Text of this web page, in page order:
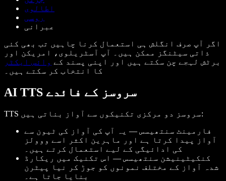
اطالوی
روسی
عبرانی
اگر آپ صرف انگلش ہی استعمال کرنا چاہیں تب بھی کئی
ذاتی سیٹنگز ممکن ہیں۔ آپ آسٹریلوی، امریکن اور
برٹش لہجے چن سکتے ہیں اور اپنی پسند کے وائس ایکٹر
کا انتخاب کر سکتے ہیں۔
AI TTS سروسز کے فائدے
TTS سروسز دو مرکزی تکنیکوں سے آواز بناتی ہیں:
فارمینٹ سنتھیسس — یہ آپ کی آواز کی ٹیون سے
آواز پیدا کرتا ہے اور ماہرین اکثر اسے ووولز
کی ادائیگی کے لیے استعمال کرتے ہیں۔
کنکیٹینیشن سنتھیسس — اس تکنیک میں ریکارڈ
شدہ آواز کے مختلف نمونوں کو جوڑ کر نیا پیٹرن
بنایا جاتا ہے۔